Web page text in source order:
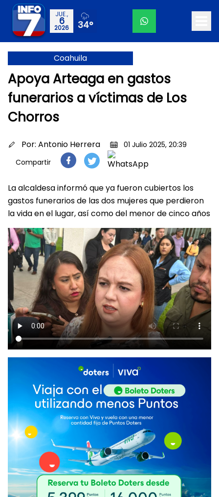
JUE.,
6
2026 34°
Coahuila
Apoya Arteaga en gastos
funerarios a víctimas de Los
Chorros
Por: Antonio Herrera
01 Julio 2025, 20:39
Compartir
La alcaldesa informó que ya fueron cubiertos los
gastos funerarios de las dos mujeres que perdieron
la vida en el lugar, así como del menor de cinco años